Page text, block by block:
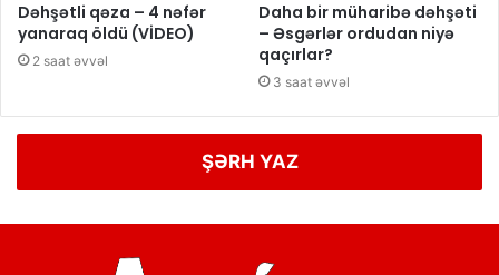
Dəhşətli qəza – 4 nəfər
yanaraq öldü (VİDEO)
2 saat əvvəl
Daha bir müharibə dəhşəti
– Əsgərlər ordudan niyə
qaçırlar?
3 saat əvvəl
ŞƏRH YAZ